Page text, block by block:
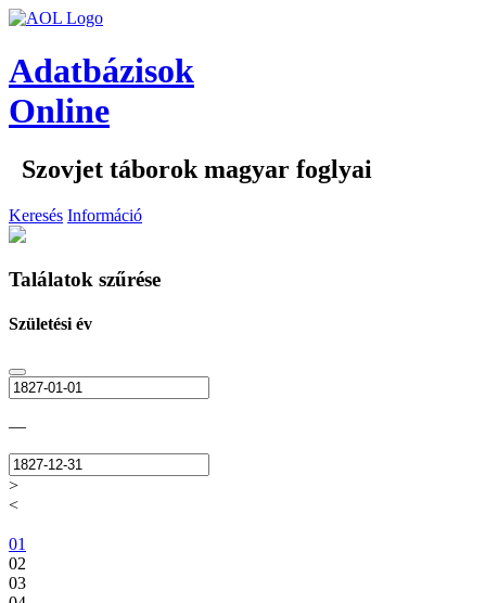
Adatbázisok
Online
Szovjet táborok magyar foglyai
Keresés Információ
Találatok szűrése
Születési év
—
>
<
01
02
03